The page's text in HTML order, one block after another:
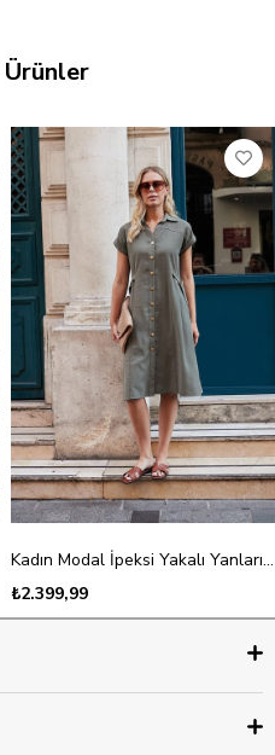
Ürünler
Kadın Modal İpeksi Yakalı Yanları D Tokalı Diz Altı Cepli Elbise-Haki
₺2.399,99